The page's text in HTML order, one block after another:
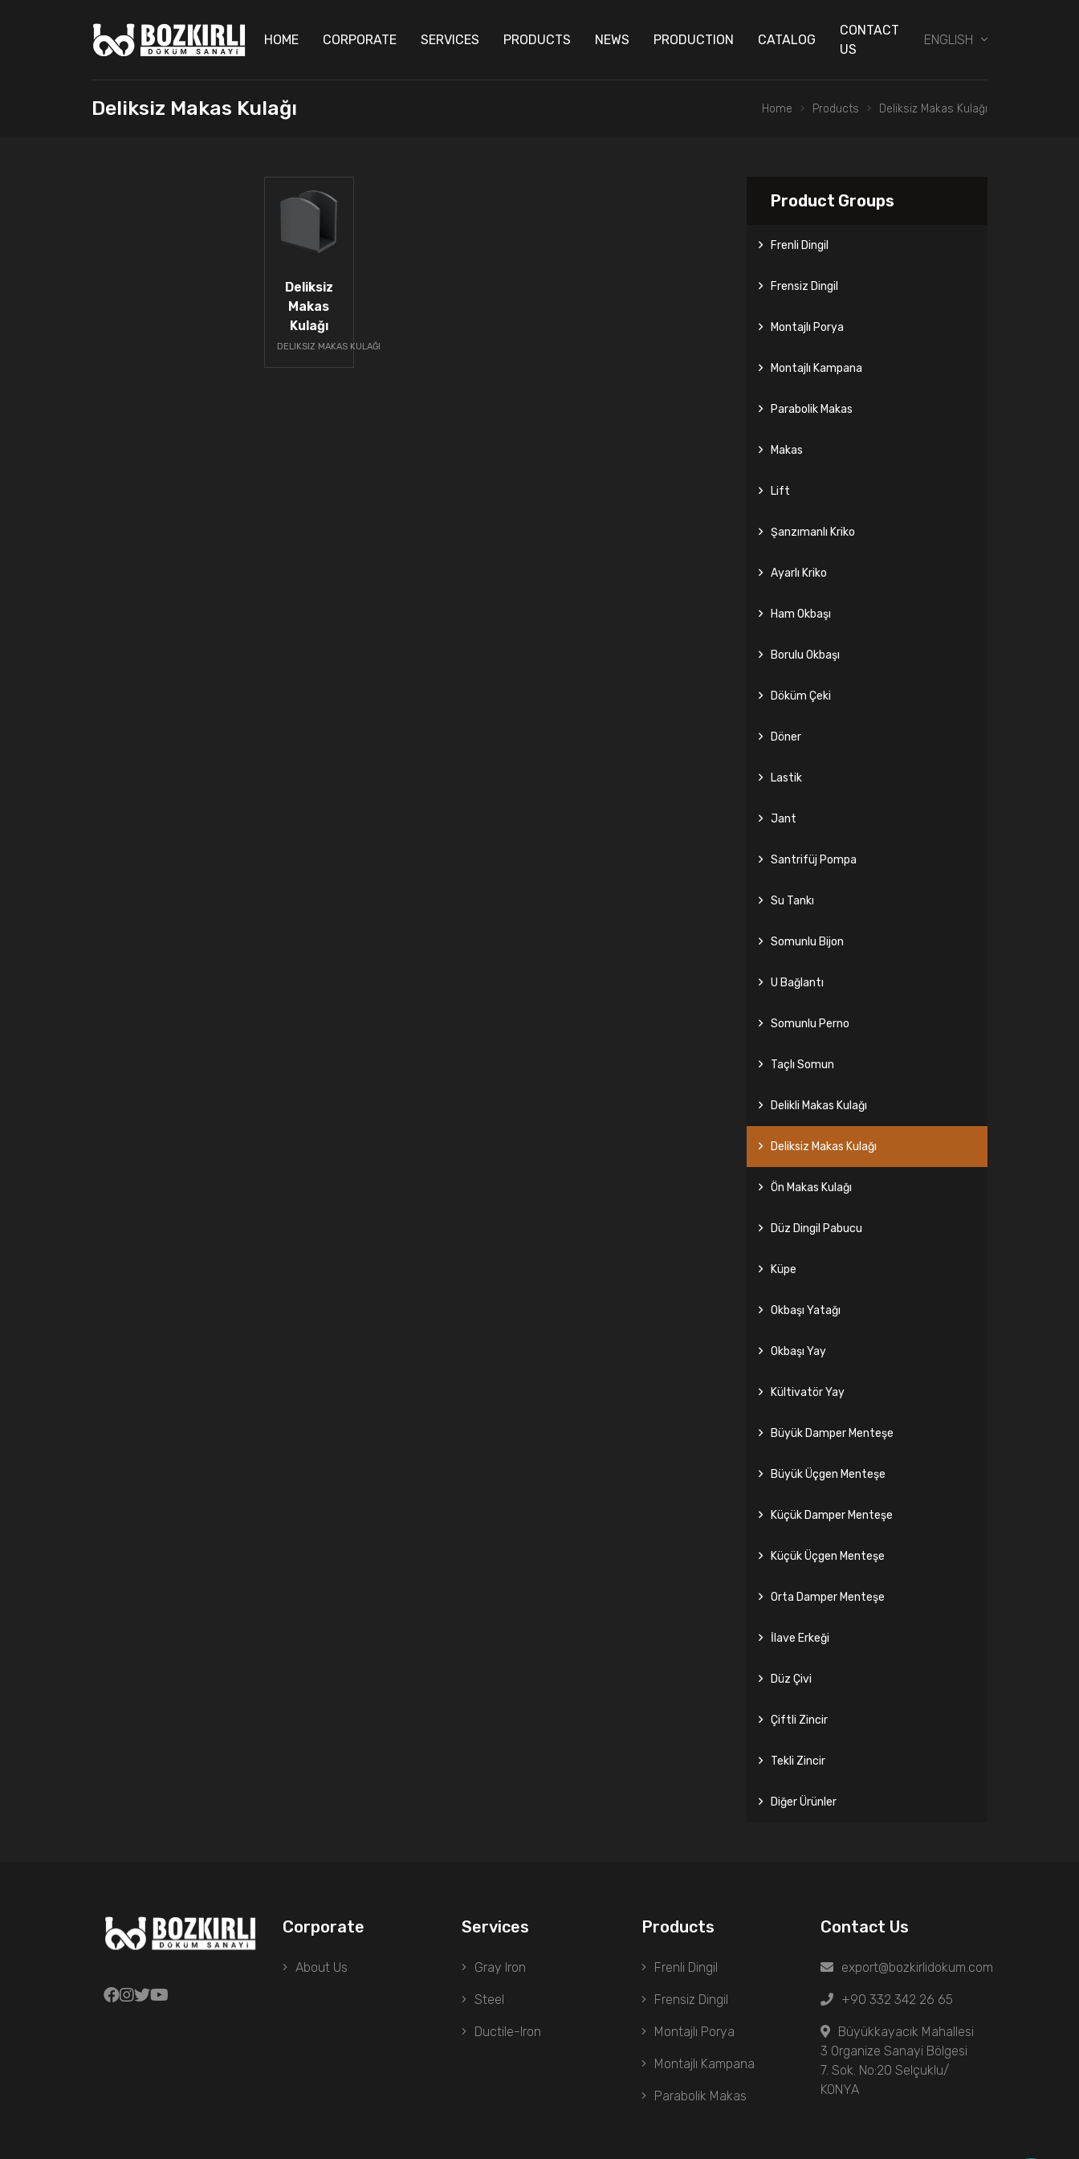
HOME CORPORATE SERVICES PRODUCTS NEWS PRODUCTION CATALOG
CONTACT
US
ENGLISH
Deliksiz Makas Kulağı Home Products Deliksiz Makas Kulağı
Deliksiz
Makas
Kulağı
DELIKSIZ MAKAS KULAĞI
Product Groups
Frenli Dingil
Frensiz Dingil
Montajlı Porya
Montajlı Kampana
Parabolik Makas
Makas
Lift
Şanzımanlı Kriko
Ayarlı Kriko
Ham Okbaşı
Borulu Okbaşı
Döküm Çeki
Döner
Lastik
Jant
Santrifüj Pompa
Su Tankı
Somunlu Bijon
U Bağlantı
Somunlu Perno
Taçlı Somun
Delikli Makas Kulağı
Deliksiz Makas Kulağı
Ön Makas Kulağı
Düz Dingil Pabucu
Küpe
Okbaşı Yatağı
Okbaşı Yay
Kültivatör Yay
Büyük Damper Menteşe
Büyük Üçgen Menteşe
Küçük Damper Menteşe
Küçük Üçgen Menteşe
Orta Damper Menteşe
İlave Erkeği
Düz Çivi
Çiftli Zincir
Tekli Zincir
Diğer Ürünler
Corporate
About Us
Services
Gray Iron
Steel
Ductile-Iron
Products
Frenli Dingil
Frensiz Dingil
Montajlı Porya
Montajlı Kampana
Parabolik Makas
Contact Us
export@bozkirlidokum.com
+90 332 342 26 65
Büyükkayacık Mahallesi
3 Organize Sanayi Bölgesi
7. Sok. No:20 Selçuklu/
KONYA